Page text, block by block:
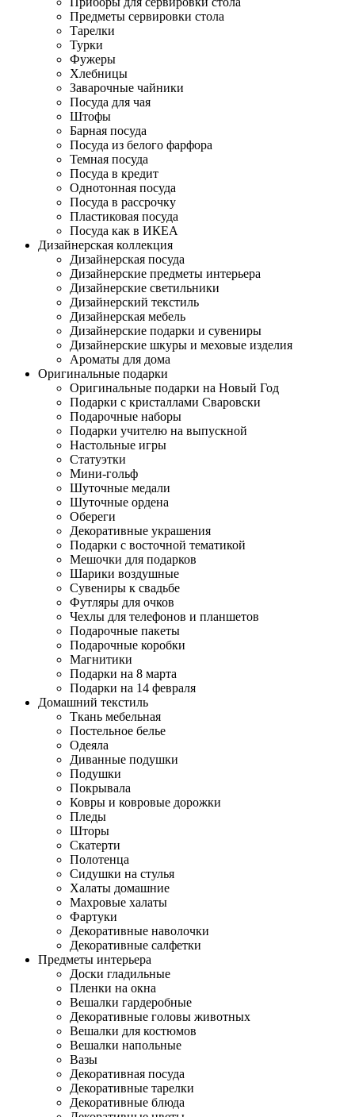
Предметы сервировки стола
Тарелки
Турки
Фужеры
Хлебницы
Заварочные чайники
Посуда для чая
Штофы
Барная посуда
Посуда из белого фарфора
Темная посуда
Посуда в кредит
Однотонная посуда
Посуда в рассрочку
Пластиковая посуда
Посуда как в ИКЕА
Дизайнерская коллекция
Дизайнерская посуда
Дизайнерские предметы интерьера
Дизайнерские светильники
Дизайнерский текстиль
Дизайнерская мебель
Дизайнерские подарки и сувениры
Дизайнерские шкуры и меховые изделия
Ароматы для дома
Оригинальные подарки
Оригинальные подарки на Новый Год
Подарки с кристаллами Сваровски
Подарочные наборы
Подарки учителю на выпускной
Настольные игры
Статуэтки
Мини-гольф
Шуточные медали
Шуточные ордена
Обереги
Декоративные украшения
Подарки с восточной тематикой
Мешочки для подарков
Шарики воздушные
Сувениры к свадьбе
Футляры для очков
Чехлы для телефонов и планшетов
Подарочные пакеты
Подарочные коробки
Магнитики
Подарки на 8 марта
Подарки на 14 февраля
Домашний текстиль
Ткань мебельная
Постельное белье
Одеяла
Диванные подушки
Подушки
Покрывала
Ковры и ковровые дорожки
Пледы
Шторы
Скатерти
Полотенца
Сидушки на стулья
Халаты домашние
Махровые халаты
Фартуки
Декоративные наволочки
Декоративные салфетки
Предметы интерьера
Доски гладильные
Пленки на окна
Вешалки гардеробные
Декоративные головы животных
Вешалки для костюмов
Вешалки напольные
Вазы
Декоративная посуда
Декоративные тарелки
Декоративные блюда